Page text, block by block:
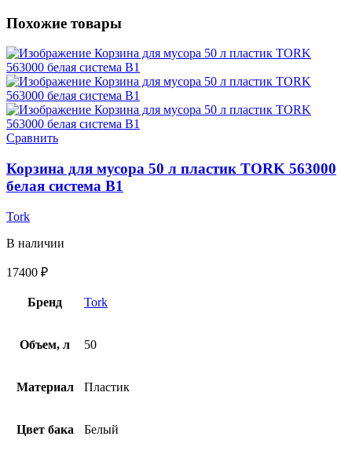
Похожие товары
Сравнить
Корзина для мусора 50 л пластик TORK 563000
белая система B1
Tork
В наличии
17400 ₽
Бренд Tork
Объем, л 50
Материал Пластик
Цвет бака Белый